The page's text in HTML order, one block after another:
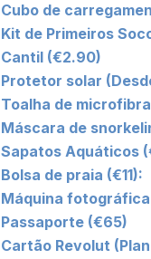
Cubo de
Kit de Primeiros
Cantil (€2.90)
Protetor solar
Toalha de
Máscara de
Sapatos Aquáticos
Bolsa de praia (€11):
Máquina
Passaporte (€65)
Cartão Revolut